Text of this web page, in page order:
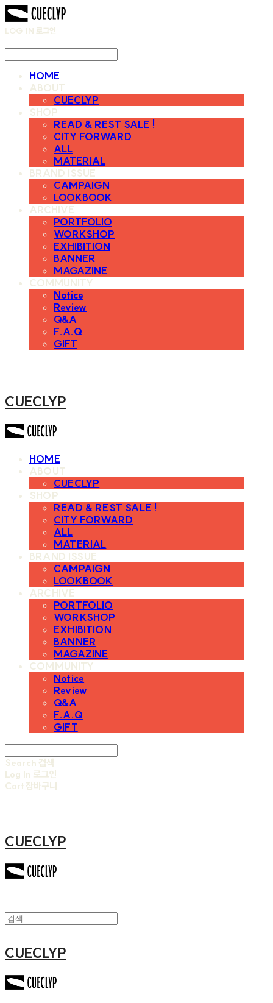
LOG IN 로그인
HOME
ABOUT
CUECLYP
SHOP
READ & REST SALE !
CITY FORWARD
ALL
MATERIAL
BRAND ISSUE
CAMPAIGN
LOOKBOOK
ARCHIVE
PORTFOLIO
WORKSHOP
EXHIBITION
BANNER
MAGAZINE
COMMUNITY
Notice
Review
Q&A
F.A.Q
GIFT
CUECLYP
HOME
ABOUT
CUECLYP
SHOP
READ & REST SALE !
CITY FORWARD
ALL
MATERIAL
BRAND ISSUE
CAMPAIGN
LOOKBOOK
ARCHIVE
PORTFOLIO
WORKSHOP
EXHIBITION
BANNER
MAGAZINE
COMMUNITY
Notice
Review
Q&A
F.A.Q
GIFT
Search 검색
Log In 로그인
Cart장바구니
CUECLYP
CUECLYP